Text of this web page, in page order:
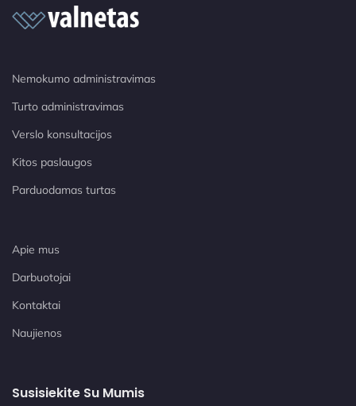
Nemokumo administravimas
Turto administravimas
Verslo konsultacijos
Kitos paslaugos
Parduodamas turtas
Apie mus
Darbuotojai
Kontaktai
Naujienos
Susisiekite Su Mumis